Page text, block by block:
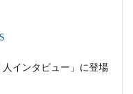
インタビュー」に登場